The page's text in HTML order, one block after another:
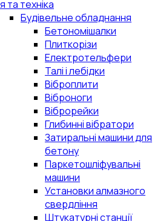
техніка
Будівельне обладнання
Бетономішалки
Плиткорізи
Електротельфери
Талі і лебідки
Віброплити
Віброноги
Віброрейки
Глибинні вібратори
Затиральні машини для
бетону
Паркетошліфувальні
машини
Установки алмазного
свердління
Штукатурні станції